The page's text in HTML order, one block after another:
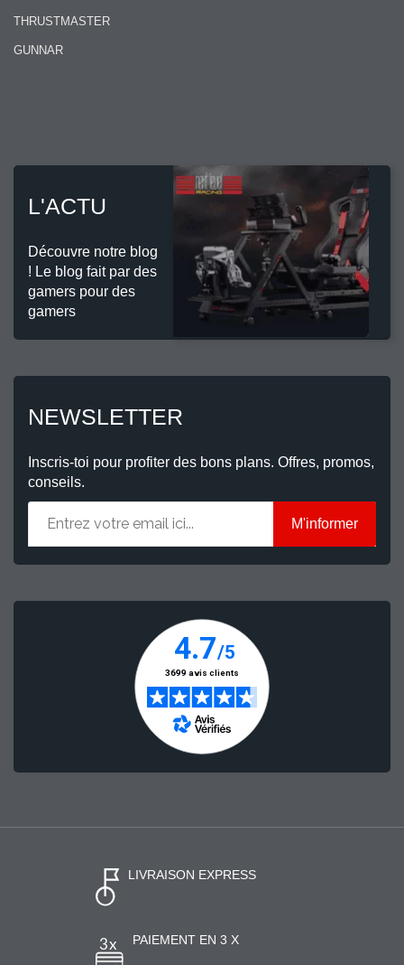
THRUSTMASTER
GUNNAR
L'ACTU
Découvre notre blog
! Le blog fait par des
gamers pour des
gamers
NEWSLETTER
Inscris-toi pour profiter des bons plans. Offres, promos,
conseils.
M'informer
LIVRAISON EXPRESS
PAIEMENT EN 3 X